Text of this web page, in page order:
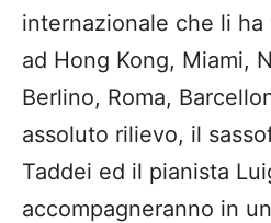
internazionale che li
ad Hong Kong, Miami,
Berlino, Roma,
assoluto rilievo, il
Taddei ed il pianista
accompagneranno in